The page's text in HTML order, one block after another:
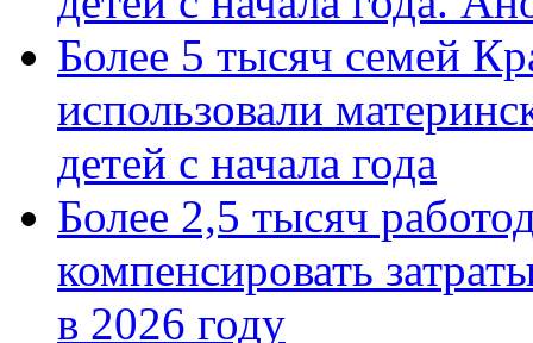
Более 5 тысяч семей
использовали
детей с начала года
Более 2,5 тысяч
компенсировать
в 2026 году